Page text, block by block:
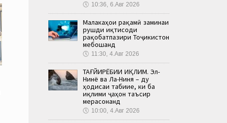
🕔 10:36, 6.Авг 2026
Малакаҳои рақамӣ заминаи
рушди иқтисоди
рақобатпазири Тоҷикистон
мебошанд
🕔 11:30, 4.Авг 2026
ТАҒЙИРЁБИИ ИҚЛИМ. Эл-
Нинё ва Ла-Ниня – ду
ҳодисаи табиие, ки ба
иқлими ҷаҳон таъсир
мерасонанд
🕔 10:00, 4.Авг 2026